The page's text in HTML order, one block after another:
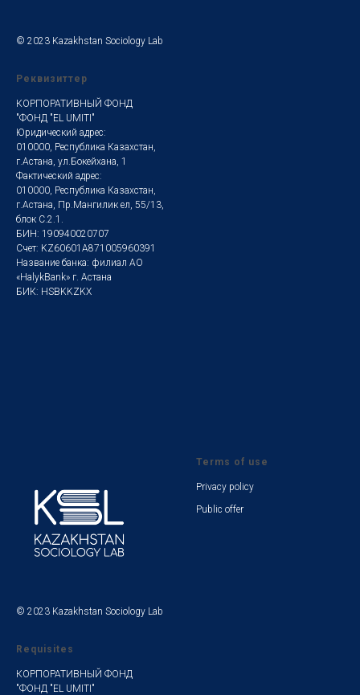
© 2023 Kazakhstan Sociology Lab
Реквизиттер
КОРПОРАТИВНЫЙ ФОНД
"ФОНД "EL UMITI"
Юридический адрес:
010000, Республика Казахстан,
г.Астана, ул.Бокейхана, 1
Фактический адрес:
010000, Республика Казахстан,
г.Астана, Пр.Мангилик ел, 55/13,
блок С.2.1.
БИН: 190940020707
Счет: KZ60601A871005960391
Название банка: филиал АО
«HalykBank» г. Астана
БИК: HSBKKZKX
© 2023 Kazakhstan Sociology Lab
Terms of use
Privacy policy
Public offer
Requisites
КОРПОРАТИВНЫЙ ФОНД
"ФОНД "EL UMITI"